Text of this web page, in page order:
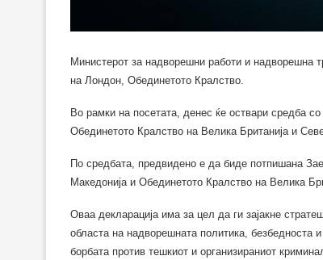
Министерот за надворешни работи и надворешна
на Лондон, Обединетото Кралство.
Во рамки на посетата, денес ќе оствари средба
Обединетото Кралство на Велика Британија и
По средбата, предвидено е да биде потпишана
Македонија и Обединетото Кралство на Велика
Оваа декларација има за цел да ги зајакне
областа на надворешната политика, безбедноста
борбата против тешкиот и организираниот